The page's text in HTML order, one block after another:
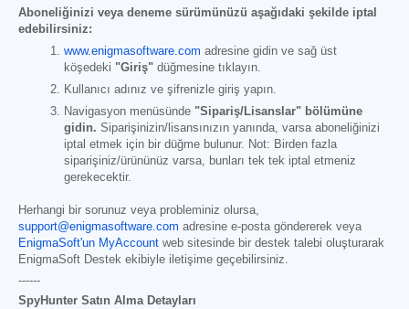
Aboneliğinizi veya deneme sürümünüzü aşağıdaki şekilde iptal
edebilirsiniz:
www.enigmasoftware.com adresine gidin ve sağ üst
köşedeki "Giriş" düğmesine tıklayın.
Kullanıcı adınız ve şifrenizle giriş yapın.
Navigasyon menüsünde "Sipariş/Lisanslar" bölümüne
gidin. Siparişinizin/lisansınızın yanında, varsa aboneliğinizi
iptal etmek için bir düğme bulunur. Not: Birden fazla
siparişiniz/ürününüz varsa, bunları tek tek iptal etmeniz
gerekecektir.
Herhangi bir sorunuz veya probleminiz olursa,
support@enigmasoftware.com adresine e-posta göndererek veya
EnigmaSoft'un MyAccount web sitesinde bir destek talebi oluşturarak
EnigmaSoft Destek ekibiyle iletişime geçebilirsiniz.
------
SpyHunter Satın Alma Detayları